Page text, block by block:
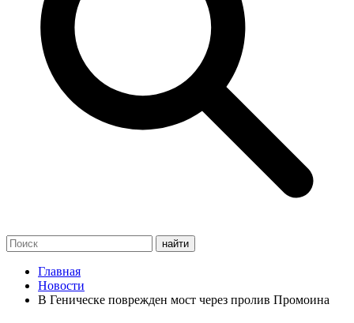
Главная
Новости
В Геническе поврежден мост через пролив Промоина